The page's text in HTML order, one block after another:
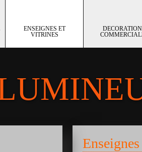
ENSEIGNES ET
VITRINES
DECORATION